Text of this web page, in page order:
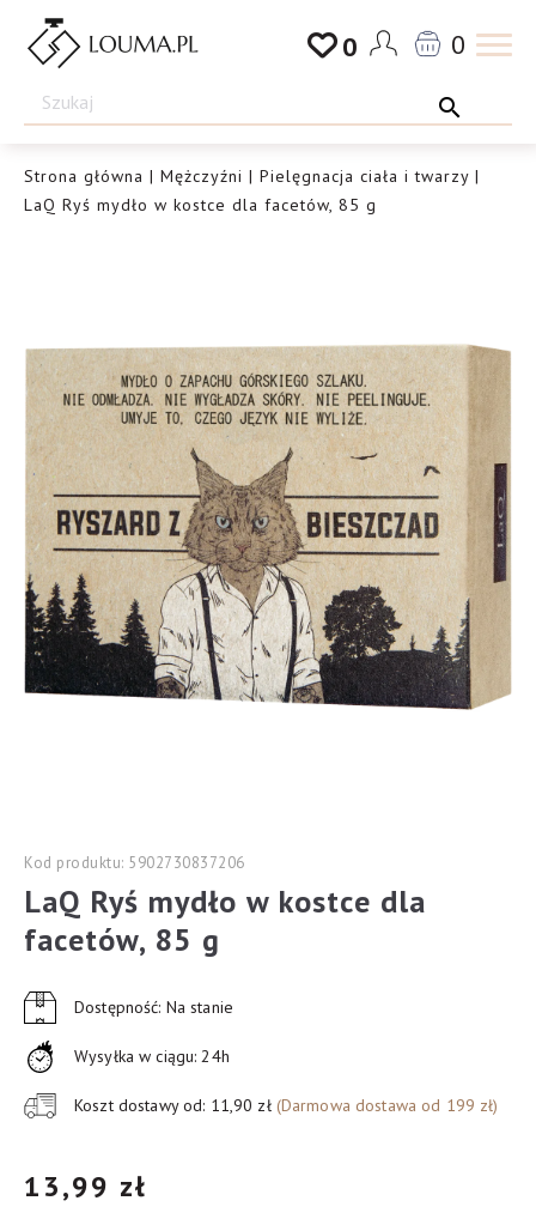
Przejdź
Drogeria
Louma.pl
0 0
Strona główna | Mężczyźni | Pielęgnacja ciała i twarzy |
LaQ Ryś mydło w kostce dla facetów, 85 g
Kod produktu: 5902730837206
LaQ Ryś mydło w kostce dla
facetów, 85 g
Dostępność: Na stanie
Wysyłka w ciągu: 24h
Koszt dostawy od: 11,90 zł (Darmowa dostawa od 199 zł)
13,99 zł